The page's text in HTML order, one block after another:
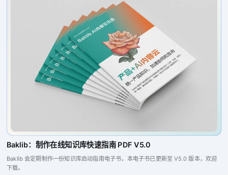
Baklib：制作在线知识库快速指南 PDF V5.0
Baklib 会定期制作一份知识库启动指南电子书，本电子书已更新至 V5.0 版本，欢迎
下载。